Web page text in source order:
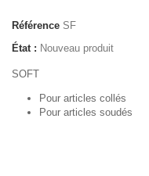
Référence SF
État : Nouveau produit
SOFT
Pour articles collés
Pour articles soudés